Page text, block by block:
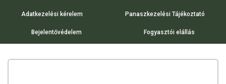
Adatkezelési kérelem Panaszkezelési Tájékoztató
Bejelentővédelem Fogyasztói elállás